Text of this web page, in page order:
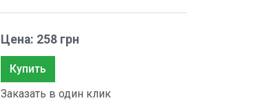
Цена: 258 грн
Купить
Заказать в один клик